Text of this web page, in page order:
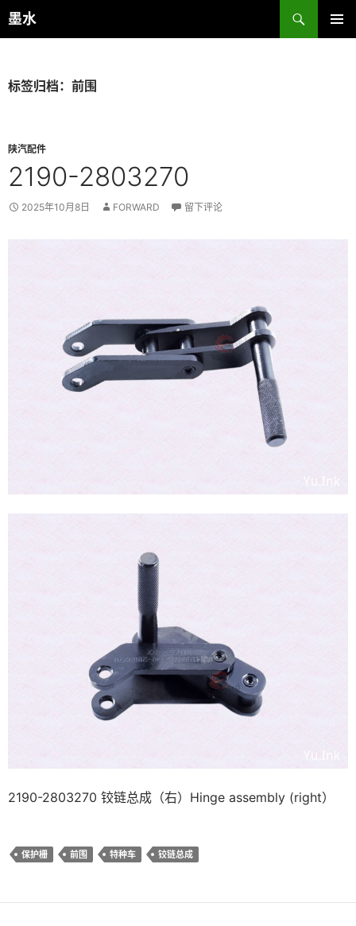
跳
至
墨水
搜
索
标签归档：前围
陕汽配件
2190-2803270
2025年10月8日 FORWARD 留下评论
2190-2803270 铰链总成（右）Hinge assembly (right）
保护栅 前围 特种车 铰链总成